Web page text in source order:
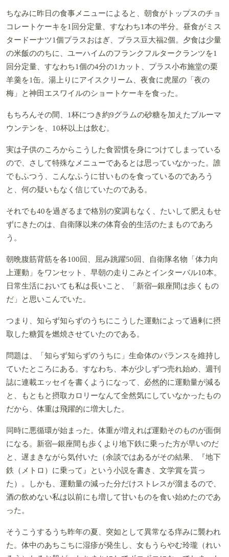
ちなみに昨日の食事メニューによると、朝食がトップスのチョ
コレートケーキを1回分定量、すなわち1本の半分。昼食がミス
タードーナツ1個プラスおはぎ、プラス豆大福2個。夕食は少量
の米飯ののちに、ユーハイムのフランクフルタークランツを1
回分定量、すなわち1個の4分の1カット、プラス小布施堂の栗
羊羹を1缶。湯上りにアイスクリーム、夜食に虎屋の「夜の
梅」と神田エスワイルのショートケーキを食った。
もちろんその間、1杯につき約9グラムの砂糖を加えたブルーマ
ウンテンを、10杯以上は飲む。
実は子供のころからこうした食習慣を身につけてしまっている
ので、さして特殊なメニューであるとは思っていなかった。誰
でもふつう、こんなふうに甘いものを食っているのであろう
と、何の疑いもなく信じていたのである。
それでも40を過ぎるまで格別の変調もなく、たいして肥えもせ
ずにきたのは、自衛隊以来の体育会的生活のたまものであろ
う。
朝晩腹筋背筋を各100回、屈み跳躍50回、自衛隊名物「体力向
上運動」をワンセット、早朝の走りこみとインターバル10本。
日常生活においても私は長いこと、「新宿─銀座間は歩くもの
だ」と思いこんでいた。
つまり、知らず知らずのうちにこうした運動によって過剰に摂
取した糖質を燃焼させていたのである。
問題は、「知らず知らずのうちに」生命体のバランスを維持し
ていたところにある。すなわち、本が少しずつ売れ始め、週刊
誌に連載エッセイを書くようになって、必然的に運動量が減る
と、もともと摂取カロリーなんて全然気にしていなかったもの
だから、体重は飛躍的に増大した。
同時に悪循環が始まった。体重が増えれば運動そのものが面倒
になる。新宿─銀座間も歩くより地下鉄に乗った方が早いのだ
と、遅まきながら気付いた（余談ではあるがその結果、『地下
鉄（メトロ）に乗って』という小説を書き、文学賞を貰っ
た）。しかも、運動量の減った分だけストレスが溜まるので、
酒の飲めない私は以前にも増して甘いものを食い始めたのであ
った。
そうこうするうち昨年の夏、突如として異常なる痒みに襲われ
た。体中のあちこちに湿疹が発生し、女もうらやむ玲瓏（れい